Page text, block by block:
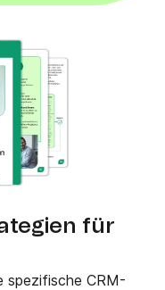
für
spezifische CRM-